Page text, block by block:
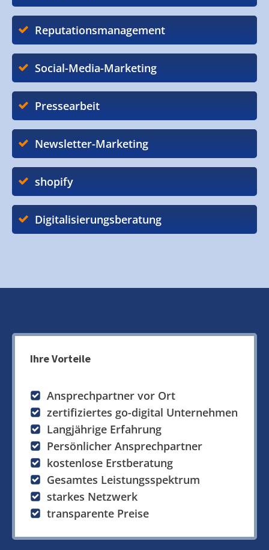
Reputationsmanagement
Social-Media-Marketing
Pressearbeit
Newsletter-Marketing
shopify
Digitalisierungsberatung
Ihre Vorteile
Ansprechpartner vor Ort
zertifiziertes go-digital Unternehmen
Langjährige Erfahrung
Persönlicher Ansprechpartner
kostenlose Erstberatung
Gesamtes Leistungsspektrum
starkes Netzwerk
transparente Preise